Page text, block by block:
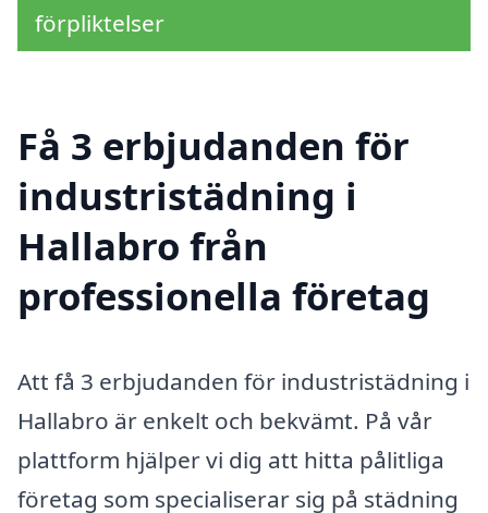
förpliktelser
Få 3 erbjudanden för
industristädning i
Hallabro från
professionella företag
Att få 3 erbjudanden för industristädning i
Hallabro är enkelt och bekvämt. På vår
plattform hjälper vi dig att hitta pålitliga
företag som specialiserar sig på städning